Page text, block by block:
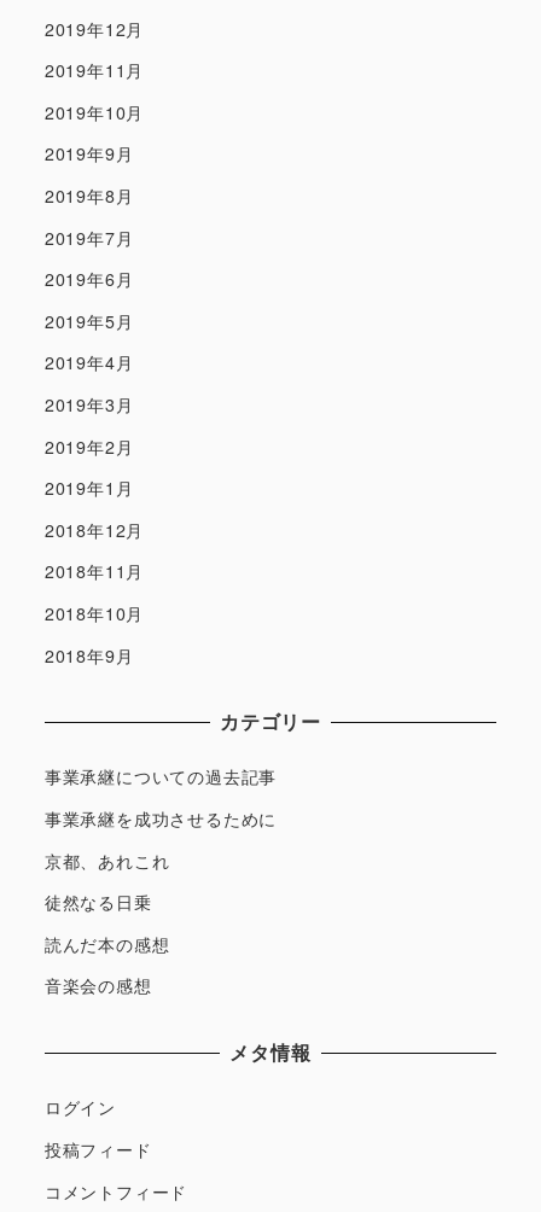
2019年12月
2019年11月
2019年10月
2019年9月
2019年8月
2019年7月
2019年6月
2019年5月
2019年4月
2019年3月
2019年2月
2019年1月
2018年12月
2018年11月
2018年10月
2018年9月
カテゴリー
事業承継についての過去記事
事業承継を成功させるために
京都、あれこれ
徒然なる日乗
読んだ本の感想
音楽会の感想
メタ情報
ログイン
投稿フィード
コメントフィード